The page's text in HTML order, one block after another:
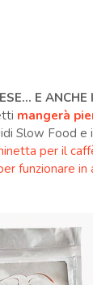
E ANCHE
mangerà
Slow Food e
per il
funzionare in